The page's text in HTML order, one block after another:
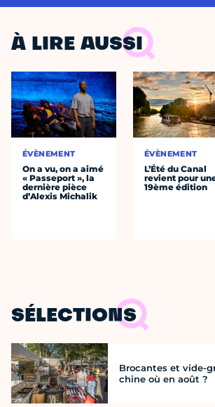
À LIRE AUSSI
ÉVÈNEMENT
On a vu, on a aimé
« Passeport », la
dernière pièce
d’Alexis Michalik
ÉVÈNEMENT
L’Été du Canal
revient pour
19ème édition
SÉLECTIONS
Brocantes et vide-
chine où en août ?